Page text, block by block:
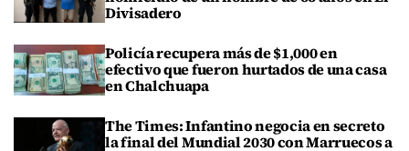
Divisadero
Policía recupera más de $1,000 en
efectivo que fueron hurtados de una casa
en Chalchuapa
The Times: Infantino negocia en secreto
la final del Mundial 2030 con Marruecos a